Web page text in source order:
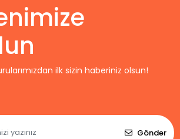
ilk sizin haberiniz olsun!
Gönder